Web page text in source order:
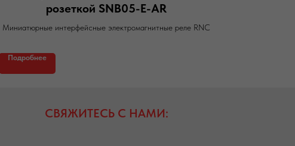
розеткой SNB05-E-AR
Миниатюрные интерфейсные электромагнитные реле RNC
Подробнее
СВЯЖИТЕСЬ С НАМИ: